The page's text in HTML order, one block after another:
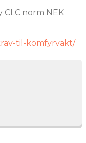
norm NEK
til-komfyrvakt/